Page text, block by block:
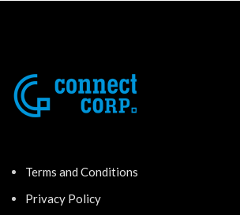
Terms and Conditions
Privacy Policy